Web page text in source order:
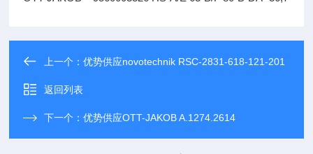
上一个：优势供应novotechnik RSC-2831-618-121-201
返回列表
下一个：优势供应OTT-JAKOB A.1274.2614